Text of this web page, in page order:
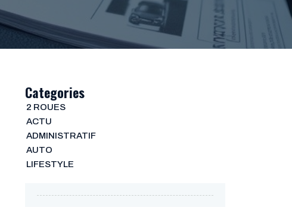
Categories
2 ROUES
ACTU
ADMINISTRATIF
AUTO
LIFESTYLE